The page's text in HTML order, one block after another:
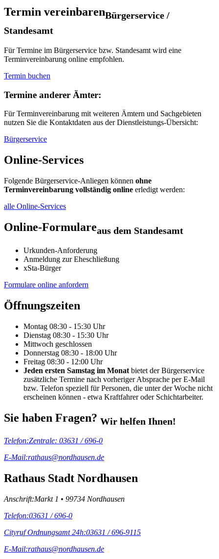
Termin vereinbarenBürgerservice /
Standesamt
Für Termine im Bürgerservice bzw. Standesamt wird eine
Terminvereinbarung online empfohlen.
Termin buchen
Termine anderer Ämter:
Für Terminvereinbarung mit weiteren Ämtern und Sachgebieten
nutzen Sie die Kontaktdaten aus der Dienstleistungs-Übersicht:
Bürgerservice
Online-Services
Folgende Bürgerservice-Anliegen können ohne
Terminvereinbarung vollständig online erledigt werden:
alle Online-Services
Online-Formulareaus dem Standesamt
Urkunden-Anforderung
Anmeldung zur Eheschließung
xSta-Bürger
Formulare online anfordern
Öffnungszeiten
Montag 08:30 - 15:30 Uhr
Dienstag 08:30 - 15:30 Uhr
Mittwoch geschlossen
Donnerstag 08:30 - 18:00 Uhr
Freitag 08:30 - 12:00 Uhr
Jeden ersten Samstag im Monat bietet der Bürgerservice
zusätzliche Termine nach vorheriger Absprache per E-Mail
bzw. Telefon speziell für Personen, die unter der Woche nicht
erscheinen können - etwa Kraftfahrer oder Schichtarbeiter.
Sie haben Fragen? Wir helfen Ihnen!
Telefon:Zentrale: 03631 / 696-0
E-Mail:rathaus@nordhausen.de
Rathaus Stadt Nordhausen
Anschrift:Markt 1 • 99734 Nordhausen
Telefon:03631 / 696-0
Cityruf Ordnungsamt 24h:03631 / 696-9115
E-Mail:rathaus@nordhausen.de